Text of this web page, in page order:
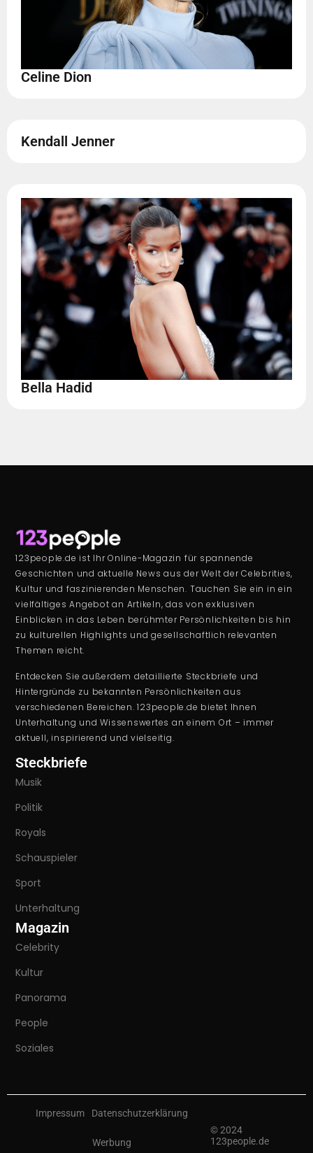
Celine Dion
Kendall Jenner
Bella Hadid
123people.de ist Ihr Online-Magazin für spannende
Geschichten und aktuelle News aus der Welt der Celebrities,
Kultur und faszinierenden Menschen. Tauchen Sie ein in ein
vielfältiges Angebot an Artikeln, das von exklusiven
Einblicken in das Leben berühmter Persönlichkeiten bis hin
zu kulturellen Highlights und gesellschaftlich relevanten
Themen reicht.
Entdecken Sie außerdem detaillierte Steckbriefe und
Hintergründe zu bekannten Persönlichkeiten aus
verschiedenen Bereichen. 123people.de bietet Ihnen
Unterhaltung und Wissenswertes an einem Ort – immer
aktuell, inspirierend und vielseitig.
Steckbriefe
Musik
Politik
Royals
Schauspieler
Sport
Unterhaltung
Magazin
Celebrity
Kultur
Panorama
People
Soziales
© 2024
123people.de
Impressum Datenschutzerklärung
Werbung